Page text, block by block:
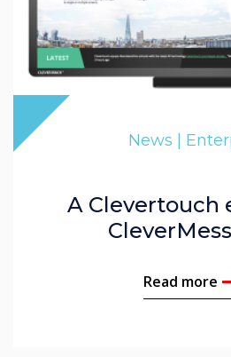
News |
A Clevertouch
Read more